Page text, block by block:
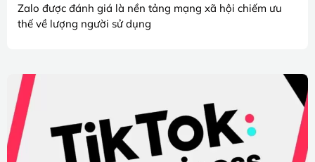
Zalo được đánh giá là nền tảng mạng xã hội chiếm ưu
thế về lượng người sử dụng